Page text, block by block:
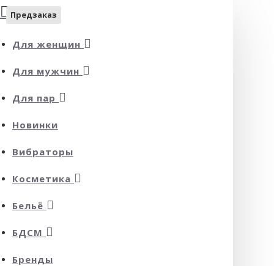
Для женщин
Для мужчин
Для пар
Новинки
Вибраторы
Косметика
Бельё
БДСМ
Бренды
Предзаказ